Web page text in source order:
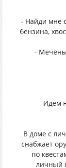
- Найди мне
бензина,
-
Идем
В доме с
снабжает
по
личный